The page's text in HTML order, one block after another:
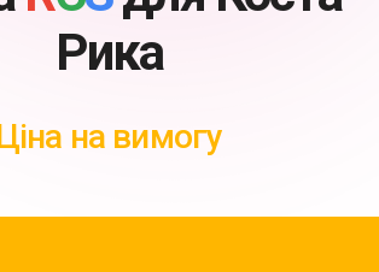
Рика
на вимогу